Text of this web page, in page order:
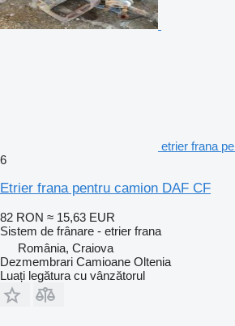
etrier frana
6
Etrier frana pentru camion DAF CF
82 RON ≈ 15,63 EUR
Sistem de frânare - etrier frana
România, Craiova
Dezmembrari Camioane Oltenia
Luați legătura cu vânzătorul